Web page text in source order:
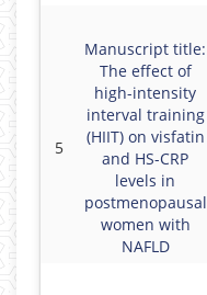
5
Manuscript title:
The effect of
high-intensity
interval training
(HIIT) on visfatin
and HS-CRP
levels in
postmenopausal
women with
NAFLD